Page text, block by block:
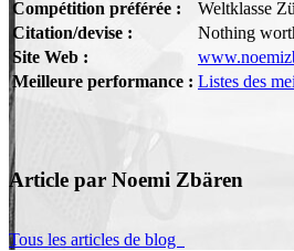
Compétition préférée :
Weltklasse
Citation/devise :
Nothing
Site Web :
Meilleure performance : Listes des
Article par Noemi Zbären
Tous les articles de blog